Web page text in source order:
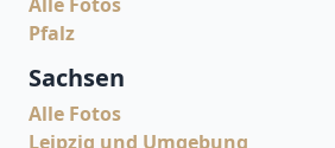
Pfalz
Sachsen
Alle Fotos
Leipzig und Umgebung